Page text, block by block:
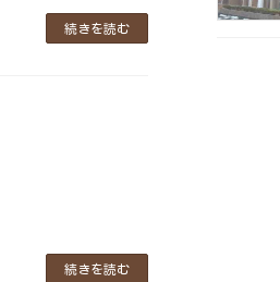
続きを読む
続きを読む